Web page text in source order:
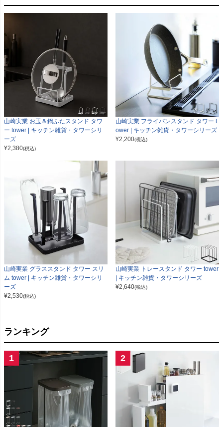
山崎実業 お玉＆鍋ふたスタンド タワ
ー tower | キッチン雑貨・タワーシリ
ーズ
¥2,380(税込)
山崎実業 フライパンスタンド タワー t
ower | キッチン雑貨・タワーシリーズ
¥2,200(税込)
山崎実業 グラススタンド タワー スリ
ム tower | キッチン雑貨・タワーシリ
ーズ
¥2,530(税込)
山崎実業 トレースタンド タワー tower
| キッチン雑貨・タワーシリーズ
¥2,640(税込)
ランキング
1 2